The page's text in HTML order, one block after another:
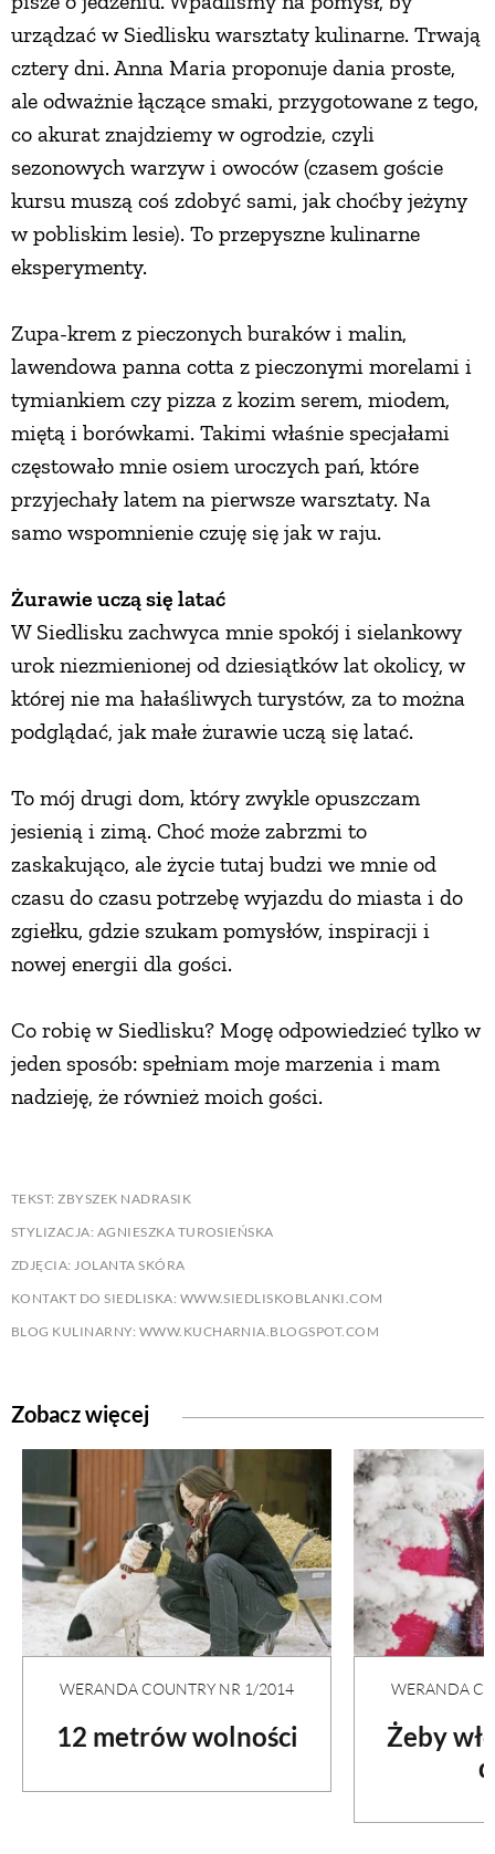
urządzać w Siedlisku warsztaty kulinarne. Trwają
cztery dni. Anna Maria proponuje dania proste,
ale odważnie łączące smaki, przygotowane z tego,
co akurat znajdziemy w ogrodzie, czyli
sezonowych warzyw i owoców (czasem goście
kursu muszą coś zdobyć sami, jak choćby jeżyny
w pobliskim lesie). To przepyszne kulinarne
eksperymenty.
Zupa-krem z pieczonych buraków i malin,
lawendowa panna cotta z pieczonymi morelami i
tymiankiem czy pizza z kozim serem, miodem,
miętą i borówkami. Takimi właśnie specjałami
częstowało mnie osiem uroczych pań, które
przyjechały latem na pierwsze warsztaty. Na
samo wspomnienie czuję się jak w raju.
Żurawie uczą się latać
W Siedlisku zachwyca mnie spokój i sielankowy
urok niezmienionej od dziesiątków lat okolicy, w
której nie ma hałaśliwych turystów, za to można
podglądać, jak małe żurawie uczą się latać.
To mój drugi dom, który zwykle opuszczam
jesienią i zimą. Choć może zabrzmi to
zaskakująco, ale życie tutaj budzi we mnie od
czasu do czasu potrzebę wyjazdu do miasta i do
zgiełku, gdzie szukam pomysłów, inspiracji i
nowej energii dla gości.
Co robię w Siedlisku? Mogę odpowiedzieć tylko w
jeden sposób: spełniam moje marzenia i mam
nadzieję, że również moich gości.
TEKST: ZBYSZEK NADRASIK
STYLIZACJA: AGNIESZKA TUROSIEŃSKA
ZDJĘCIA: JOLANTA SKÓRA
KONTAKT DO SIEDLISKA: WWW.SIEDLISKOBLANKI.COM
BLOG KULINARNY: WWW.KUCHARNIA.BLOGSPOT.COM
Zobacz więcej
WERANDA COUNTRY NR 1/2014
12 metrów wolności
WERANDA
Żeby